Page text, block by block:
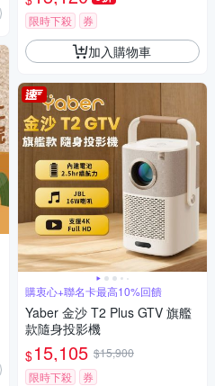
680G一支-兩色可選
限時下殺 券
加入購物車
購衷心+聯名卡最高10%回饋
Yaber 金沙 T2 Plus GTV 旗艦
款隨身投影機
$15,105 $15,900
限時下殺
券